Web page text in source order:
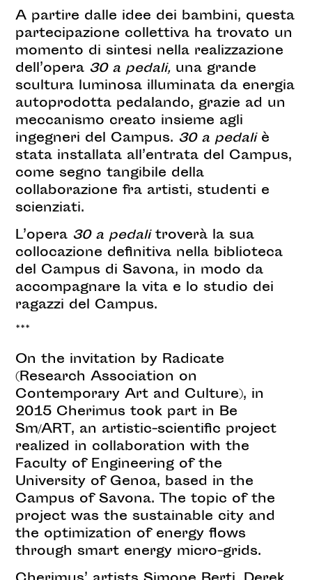
A partire dalle idee dei bambini, questa
partecipazione collettiva ha trovato un
momento di sintesi nella realizzazione
dell’opera 30 a pedali, una grande
scultura luminosa illuminata da energia
autoprodotta pedalando, grazie ad un
meccanismo creato insieme agli
ingegneri del Campus. 30 a pedali è
stata installata all’entrata del Campus,
come segno tangibile della
collaborazione fra artisti, studenti e
scienziati.
L’opera 30 a pedalitroverà la sua
collocazione definitiva nella biblioteca
del Campus di Savona, in modo da
accompagnare la vita e lo studio dei
ragazzi del Campus.
***
On the invitation by Radicate
(Research Association on
Contemporary Art and Culture), in
2015 Cherimus took part in Be
Sm/ART, an artistic-scientific project
realized in collaboration with the
Faculty of Engineering of the
University of Genoa, based in the
Campus of Savona. The topic of the
project was the sustainable city and
the optimization of energy flows
through smart energy micro-grids.